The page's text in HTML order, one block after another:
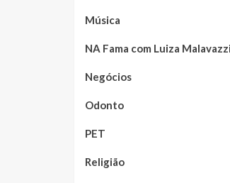
Música
NA Fama com Luiza Malavazzi
Negócios
Odonto
PET
Religião